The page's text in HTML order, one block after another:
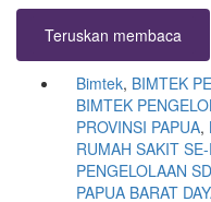
Teruskan membaca
Bimtek, BIMTEK
BIMTEK
PROVINSI PAPUA,
RUMAH SAKIT
PENGELOLAAN
PAPUA BARAT